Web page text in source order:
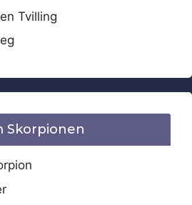
Tvilling
Skorpionen